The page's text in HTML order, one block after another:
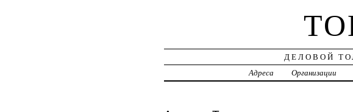
ДЕЛОВОЙ
Адреса
Организации